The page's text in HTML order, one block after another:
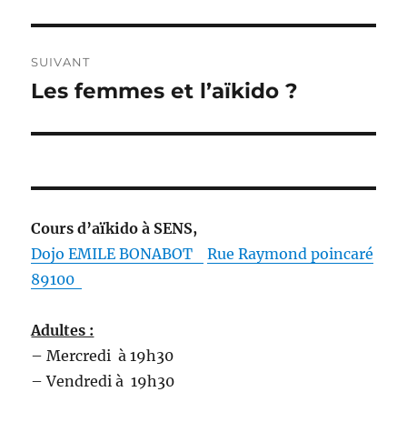
SUIVANT
Publication
Les femmes et l’aïkido ?
Cours d’aïkido à SENS,
Dojo EMILEBONABOT
Rue Raymond poincaré
89100
Adultes :
– Mercredi à 19h30
– Vendredi à 19h30